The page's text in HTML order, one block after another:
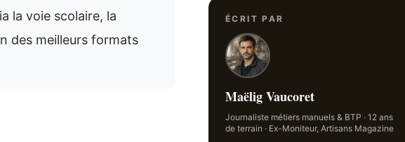
la voie scolaire, la
des meilleurs formats
ÉCRIT PAR
Maëlig Vaucoret
Journaliste métiers manuels & BTP · 12 ans
de terrain · Ex-Moniteur, Artisans Magazine